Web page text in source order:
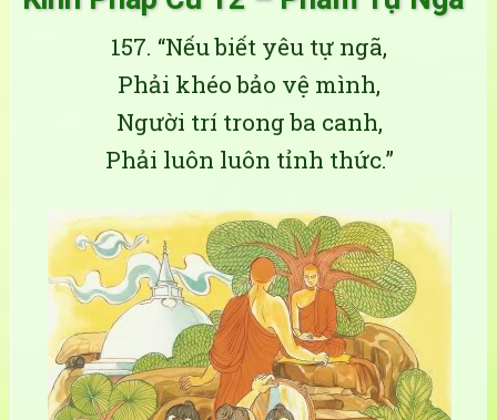
157. “Nếu biết yêu tự ngã,
Phải khéo bảo vệ mình,
Người trí trong ba canh,
Phải luôn luôn tỉnh thức.”